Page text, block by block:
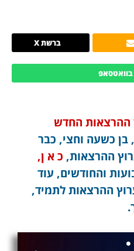
ברשת X
ההרצאות החדש
כשעה וחצי, כבר
ההרצאות, כ א ן,
והחודשים, עוד
ההרצאות לתמיד,